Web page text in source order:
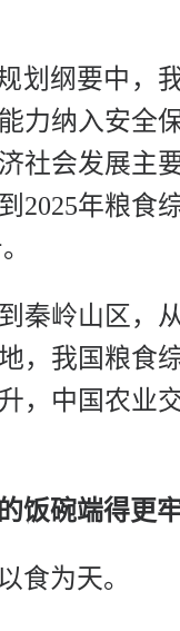
划纲要中，
力纳入安全
社会发展主
2025年粮食
秦岭山区，
，我国粮食
，中国农业
饭碗端得更
食为天。